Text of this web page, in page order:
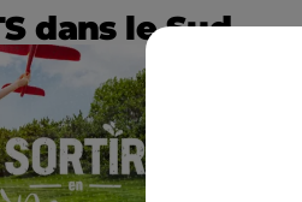
dans le Sud